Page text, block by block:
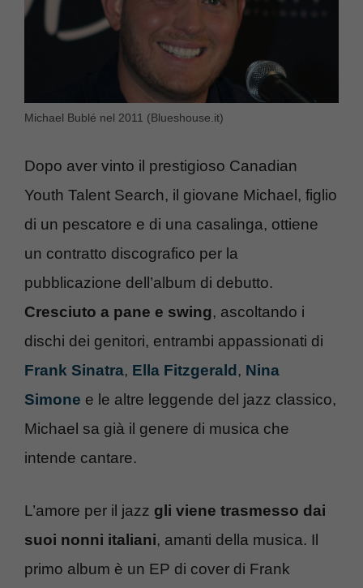
Michael Bublé nel 2011 (Blueshouse.it)
Dopo aver vinto il prestigioso Canadian
Youth Talent Search, il giovane Michael, figlio
di un pescatore e di una casalinga, ottiene
un contratto discografico per la
pubblicazione dell’album di debutto.
Cresciuto a pane e swing, ascoltando i
dischi dei genitori, entrambi appassionati di
Frank Sinatra, Ella Fitzgerald , Nina
Simone e le altre leggende del jazz classico,
Michael sa già il genere di musica che
intende cantare.
L’amore per il jazz gli viene trasmesso dai
suoi nonni italiani, amanti della musica. Il
primo album è un EP di cover di Frank